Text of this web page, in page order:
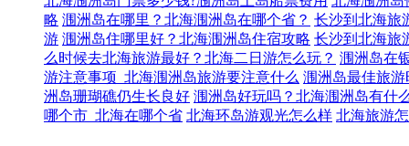
略 涠洲岛在哪里？北海涠洲岛在哪个省？ 长沙到北海旅
游 涠洲岛住哪里好？北海涠洲岛住宿攻略 长沙到北海旅
么时候去北海旅游最好？北海二日游怎么玩？ 涠洲岛在
游注意事项_北海涠洲岛旅游要注意什么 涠洲岛最佳旅
洲岛珊瑚礁仍生长良好 涠洲岛好玩吗？北海涠洲岛有什
哪个市_北海在哪个省 北海环岛游观光怎么样 北海旅游